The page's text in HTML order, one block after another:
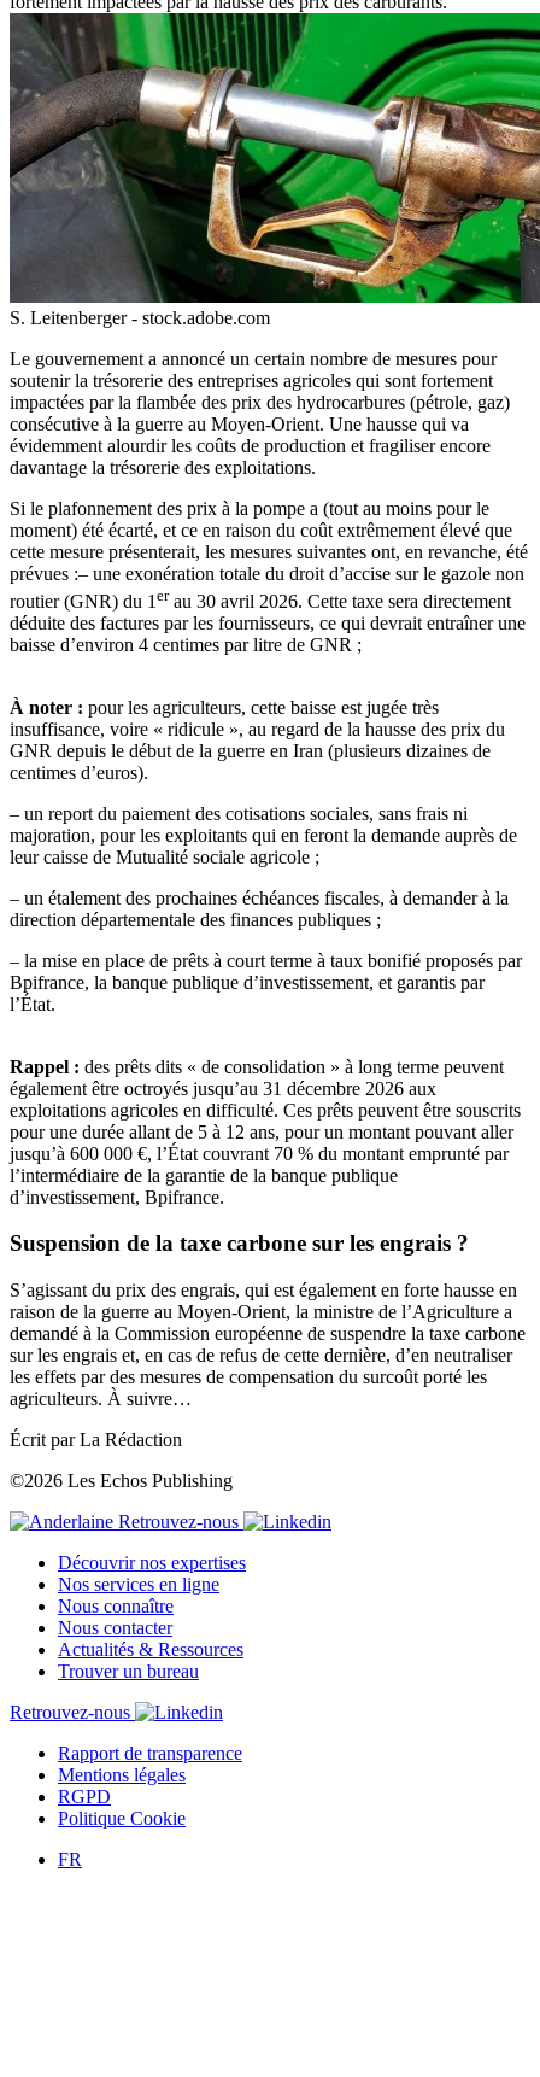
S. Leitenberger - stock.adobe.com
Le gouvernement a annoncé un certain nombre de mesures pour
soutenir la trésorerie des entreprises agricoles qui sont fortement
impactées par la flambée des prix des hydrocarbures (pétrole, gaz)
consécutive à la guerre au Moyen-Orient. Une hausse qui va
évidemment alourdir les coûts de production et fragiliser encore
davantage la trésorerie des exploitations.
Si le plafonnement des prix à la pompe a (tout au moins pour le
moment) été écarté, et ce en raison du coût extrêmement élevé que
cette mesure présenterait, les mesures suivantes ont, en revanche, été
prévues :– une exonération totale du droit d’accise sur le gazole non
routier (GNR) du 1 erau 30 avril 2026. Cette taxe sera directement
déduite des factures par les fournisseurs, ce qui devrait entraîner une
baisse d’environ 4 centimes par litre de GNR ;
À noter : pour les agriculteurs, cette baisse est jugée très
insuffisance, voire « ridicule », au regard de la hausse des prix du
GNR depuis le début de la guerre en Iran (plusieurs dizaines de
centimes d’euros).
– un report du paiement des cotisations sociales, sans frais ni
majoration, pour les exploitants qui en feront la demande auprès de
leur caisse de Mutualité sociale agricole ;
– un étalement des prochaines échéances fiscales, à demander à la
direction départementale des finances publiques ;
– la mise en place de prêts à court terme à taux bonifié proposés par
Bpifrance, la banque publique d’investissement, et garantis par
l’État.
Rappel : des prêts dits « de consolidation » à long terme peuvent
également être octroyés jusqu’au 31 décembre 2026 aux
exploitations agricoles en difficulté. Ces prêts peuvent être souscrits
pour une durée allant de 5 à 12 ans, pour un montant pouvant aller
jusqu’à 600 000 €, l’État couvrant 70 % du montant emprunté par
l’intermédiaire de la garantie de la banque publique
d’investissement, Bpifrance.
Suspension de la taxe carbone sur les engrais ?
S’agissant du prix des engrais, qui est également en forte hausse en
raison de la guerre au Moyen-Orient, la ministre de l’Agriculture a
demandé à la Commission européenne de suspendre la taxe carbone
sur les engrais et, en cas de refus de cette dernière, d’en neutraliser
les effets par des mesures de compensation du surcoût porté les
agriculteurs. À suivre…
Écrit par La Rédaction
©2026 Les Echos Publishing
Retrouvez-nous
Découvrir nos expertises
Nos services en ligne
Nous connaître
Nous contacter
Actualités & Ressources
Trouver un bureau
Retrouvez-nous
Rapport de transparence
Mentions légales
RGPD
Politique Cookie
FR